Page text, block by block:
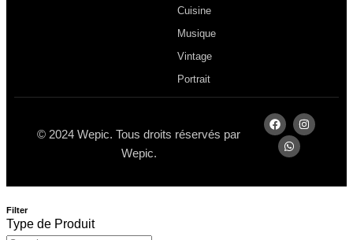
Cuisine
Musique
Vintage
Portrait
© 2024 Wepic. Tous droits réservés par
Wepic.
Filter
Type de Produit